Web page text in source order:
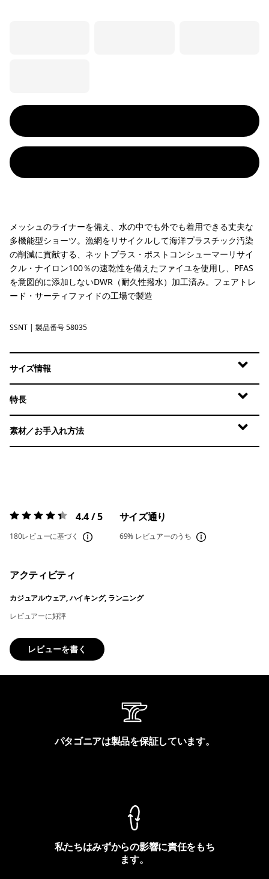
メッシュのライナーを備え、水の中でも外でも着用できる丈夫な
多機能型ショーツ。漁網をリサイクルして海洋プラスチック汚染
の削減に貢献する、ネットプラス・ポストコンシューマーリサイ
クル・ナイロン100％の速乾性を備えたファイユを使用し、PFAS
を意図的に添加しないDWR（耐久性撥水）加工済み。フェアトレ
ード・サーティファイドの工場で製造
Sunshine: Natural
SSNT | 製品番号 58035
サイズ情報
特長
素材／お手入れ方法
評価:4.4 / 5 4.4 / 5
180レビューに基づく
サイズ通り
69% レビュアーのうち
アクティビティ
カジュアルウェア, ハイキング, ランニング
レビュアーに好評
レビューを書く
パタゴニアは製品を保証しています。
私たちはみずからの影響に責任をもち
ます。